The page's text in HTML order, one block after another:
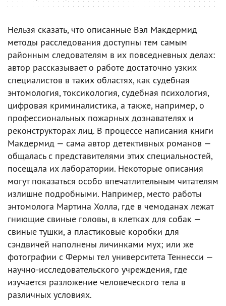
Нельзя сказать, что описанные Вэл Макдермид
методы расследования доступны тем самым
районным следователям в их повседневных делах:
автор рассказывает о работе достаточно узких
специалистов в таких областях, как судебная
энтомология, токсикология, судебная психология,
цифровая криминалистика, а также, например, о
профессиональных пожарных дознавателях и
реконструкторах лиц. В процессе написания книги
Макдермид — сама автор детективных романов —
общалась с представителями этих специальностей,
посещала их лаборатории. Некоторые описания
могут показаться особо впечатлительным читателям
излишне подробными. Например, место работы
энтомолога Мартина Холла, где в чемоданах лежат
гниющие свиные головы, в клетках для собак —
свиные тушки, а пластиковые коробки для
сэндвичей наполнены личинками мух; или же
фотографии с Фермы тел университета Теннесси —
научно-исследовательского учреждения, где
изучается разложение человеческого тела в
различных условиях.